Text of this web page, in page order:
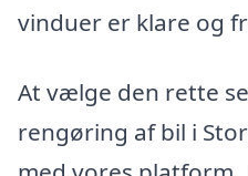
vinduer er klare og
At vælge den rette
rengøring af bil i